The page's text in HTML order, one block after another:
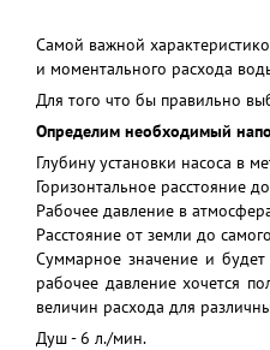
Самой важной
и моментального расхода
Для того что бы правильно
Определим необходимый
Глубину установки насоса в
Горизонтальное расстояние
Рабочее давление в
Расстояние от земли до
Суммарное значение и
рабочее давление хочется
величин расхода для
Душ - 6 л./мин.